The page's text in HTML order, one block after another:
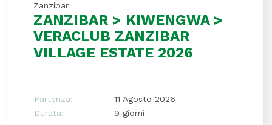
Zanzibar
ZANZIBAR > KIWENGWA >
VERACLUB ZANZIBAR
VILLAGE ESTATE 2026
Partenza:
11 Agosto 2026
Durata:
9 giorni